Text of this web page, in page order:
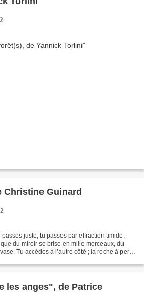
Christine Guinard
juste, tu passes par effraction timide,
du miroir se brise en mille morceaux, du
Tu accèdes à l’autre côté ; la roche à perte
les anges", de Patrice